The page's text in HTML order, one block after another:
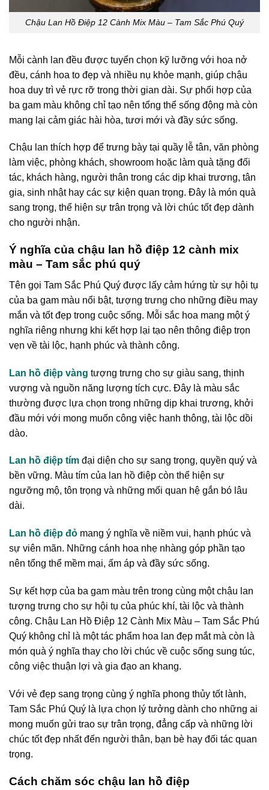
Chậu Lan Hồ Điệp 12 Cành Mix Màu – Tam Sắc Phú Quý
Mỗi cành lan đều được tuyển chọn kỹ lưỡng với hoa nở
đều, cánh hoa to đẹp và nhiều nụ khỏe mạnh, giúp chậu
hoa duy trì vẻ rực rỡ trong thời gian dài. Sự phối hợp của
ba gam màu không chỉ tạo nên tổng thể sống động mà còn
mang lại cảm giác hài hòa, tươi mới và đầy sức sống.
Chậu lan thích hợp để trưng bày tại quầy lễ tân, văn phòng
làm việc, phòng khách, showroom hoặc làm quà tặng đối
tác, khách hàng, người thân trong các dịp khai trương, tân
gia, sinh nhật hay các sự kiện quan trọng. Đây là món quà
sang trọng, thể hiện sự trân trọng và lời chúc tốt đẹp dành
cho người nhận.
Ý nghĩa của chậu lan hồ điệp 12 cành mix
màu – Tam sắc phú quý
Tên gọi Tam Sắc Phú Quý được lấy cảm hứng từ sự hội tụ
của ba gam màu nổi bật, tượng trưng cho những điều may
mắn và tốt đẹp trong cuộc sống. Mỗi sắc hoa mang một ý
nghĩa riêng nhưng khi kết hợp lại tạo nên thông điệp trọn
vẹn về tài lộc, hạnh phúc và thành công.
Lan hồ điệp vàng tượng trưng cho sự giàu sang, thịnh
vượng và nguồn năng lượng tích cực. Đây là màu sắc
thường được lựa chọn trong những dịp khai trương, khởi
đầu mới với mong muốn công việc hanh thông, tài lộc dồi
dào.
Lan hồ điệp tím đại diện cho sự sang trọng, quyền quý và
bền vững. Màu tím của lan hồ điệp còn thể hiện sự
ngưỡng mộ, tôn trọng và những mối quan hệ gắn bó lâu
dài.
Lan hồ điệp đỏ mang ý nghĩa về niềm vui, hạnh phúc và
sự viên mãn. Những cánh hoa nhẹ nhàng góp phần tạo
nên tổng thể mềm mại, ấm áp và đầy sức sống.
Sự kết hợp của ba gam màu trên trong cùng một chậu lan
tượng trưng cho sự hội tụ của phúc khí, tài lộc và thành
công. Chậu Lan Hồ Điệp 12 Cành Mix Màu – Tam Sắc Phú
Quý không chỉ là một tác phẩm hoa lan đẹp mắt mà còn là
món quà ý nghĩa thay cho lời chúc về cuộc sống sung túc,
công việc thuận lợi và gia đạo an khang.
Với vẻ đẹp sang trọng cùng ý nghĩa phong thủy tốt lành,
Tam Sắc Phú Quý là lựa chọn lý tưởng dành cho những ai
mong muốn gửi trao sự trân trọng, đẳng cấp và những lời
chúc tốt đẹp nhất đến người thân, bạn bè hay đối tác quan
trọng.
Cách chăm sóc chậu lan hồ điệp